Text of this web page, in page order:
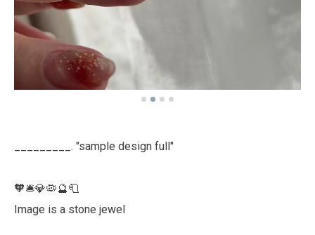
_________. "sample design full"
🧡🛎️💎🦠🔮🧻
Image is a stone jewel